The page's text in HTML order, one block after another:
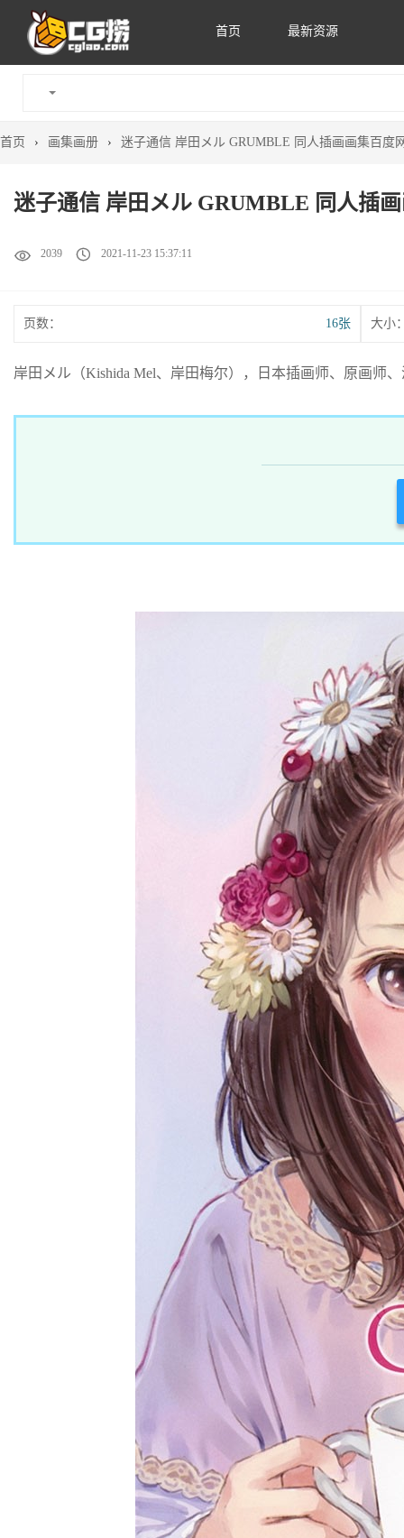
首页 最新资源
首页 › 画集画册 › 迷子通信 岸田メル GRUMBLE 同人插画画集百度
迷子通信 岸田メル GRUMBLE 同人插
2039 2021-11-23 15:37:11
页数： 16张 大小
岸田メル（Kishida Mel、岸田梅尔），日本插画师、原画师